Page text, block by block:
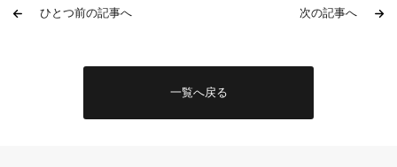
ひとつ前の記事へ 次の記事へ
一覧へ戻る